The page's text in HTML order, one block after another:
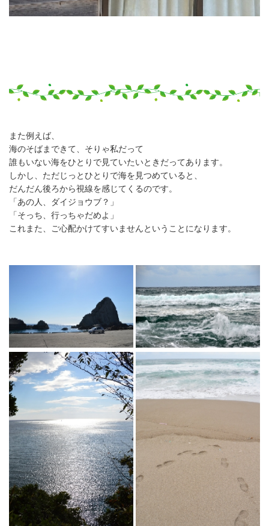
また例えば、
海のそばまできて、そりゃ私だって
誰もいない海をひとりで見ていたいときだってあります。
しかし、ただじっとひとりで海を見つめていると、
だんだん後ろから視線を感じてくるのです。
「あの人、ダイジョウブ？」
「そっち、行っちゃだめよ」
これまた、ご心配かけてすいませんということになります。